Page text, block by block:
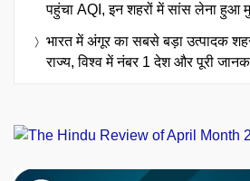
पहुंचा AQI, इन शहरों में सांस लेना हुआ
भारत में अंगूर का सबसे बड़ा उत्पादक
राज्य, विश्व में नंबर 1 देश और पूरी